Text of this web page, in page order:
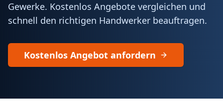
Gewerke. Kostenlos Angebote vergleichen und
schnell den richtigen Handwerker beauftragen.
Kostenlos Angebot anfordern